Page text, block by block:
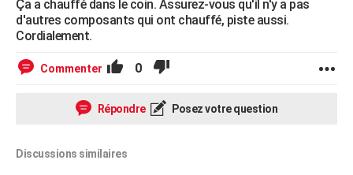
Ça a chauffé dans le coin. Assurez-vous qu'il n'y a pas
d'autres composants qui ont chauffé, piste aussi.
Cordialement.
Commenter 0
Répondre Posez votre question
Discussions similaires